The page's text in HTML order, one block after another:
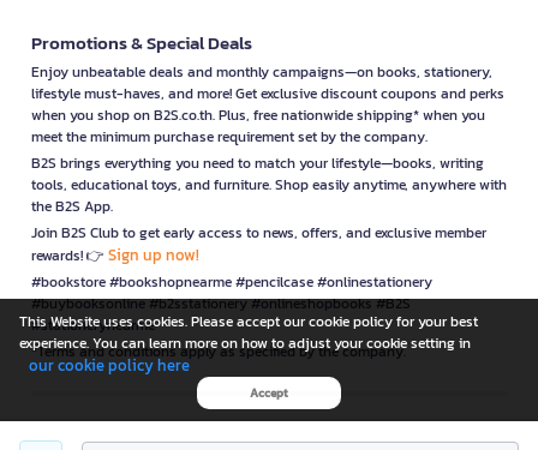
Promotions & Special Deals
Enjoy unbeatable deals and monthly campaigns—on books, stationery,
lifestyle must-haves, and more! Get exclusive discount coupons and perks
when you shop on B2S.co.th. Plus, free nationwide shipping* when you
meet the minimum purchase requirement set by the company.
B2S brings everything you need to match your lifestyle—books, writing
tools, educational toys, and furniture. Shop easily anytime, anywhere with
the B2S App.
Join B2S Club to get early access to news, offers, and exclusive member
rewards! 👉 Sign up now!
#bookstore #bookshopnearme #pencilcase #onlinestationery
#buybooksonline #b2sstationery #onlineshopbooks #B2S
#stationerynearme
*Terms and conditions apply as specified by the company.
is a company operating under
This Website uses cookies. Please accept our cookie policy for your best
experience. You can learn more on how to adjust your cookie setting in
our cookie policy here
Accept